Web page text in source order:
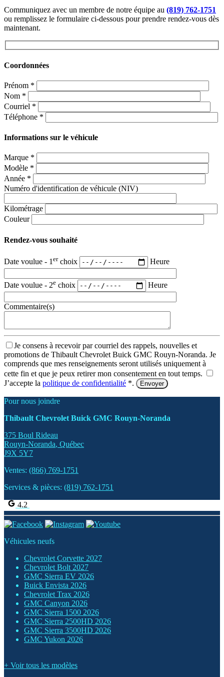
Communiquez avec un membre de notre équipe au (819) 762-1751
ou remplissez le formulaire ci-dessous pour prendre rendez-vous dès
maintenant.
Coordonnées
Prénom *
Nom *
Courriel *
Téléphone *
Informations sur le véhicule
Marque *
Modèle *
Année *
Numéro d'identification de véhicule (NIV)
Kilométrage
Couleur
Rendez-vous souhaité
Date voulue - 1 erchoix Heure
Date voulue - 2e choix Heure
Commentaire(s)
Je consens à recevoir par courriel des rappels, nouvelles et
promotions de Thibault Chevrolet Buick GMC Rouyn-Noranda. Je
comprends que mes renseignements seront utilisés uniquement à
cette fin et que je peux retirer mon consentement en tout temps.
J’accepte la politique de confidentialité *.
Pour nous joindre
Thibault Chevrolet Buick GMC Rouyn-Noranda
375 Boul Rideau
Rouyn-Noranda, Québec
J9X 5Y7
Ventes: (866) 769-1751
Services & pièces: (819) 762-1751
4.2
Véhicules neufs
Chevrolet Corvette 2027
Chevrolet Bolt 2027
GMC Sierra EV 2026
Buick Envista 2026
Chevrolet Trax 2026
GMC Canyon 2026
GMC Sierra 1500 2026
GMC Sierra 2500HD 2026
GMC Sierra 3500HD 2026
GMC Yukon 2026
+ Voir tous les modèles